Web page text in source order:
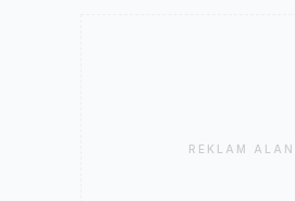
REKLAM ALANI